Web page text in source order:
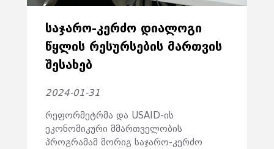
ᲡᲐᲯᲐᲠᲝ-ᲙᲔᲠᲫᲝ ᲓᲘᲐᲚᲝᲒᲘ
ᲬᲧᲚᲘᲡ ᲠᲔᲡᲣᲠᲡᲔᲑᲘᲡ ᲛᲐᲠᲗᲕᲘᲡ
ᲨᲔᲡᲐᲮᲔᲑ
2024-01-31
რეფორმეტრმა და USAID-ის
ეკონომიკური მმართველობის
პროგრამამ მორიგ საჯარო-კერძო